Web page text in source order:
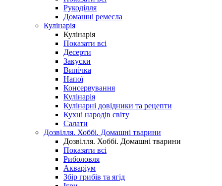
Рукоділля
Домашні ремесла
Кулінарія
Кулінарія
Показати всі
Десерти
Закуски
Випічка
Напої
Консервування
Кулінарія
Кулінарні довідники та рецепти
Кухні народів світу
Салати
Дозвілля. Хоббі. Домашні тварини
Дозвілля. Хоббі. Домашні тварини
Показати всі
Риболовля
Акваріум
Збір грибів та ягід